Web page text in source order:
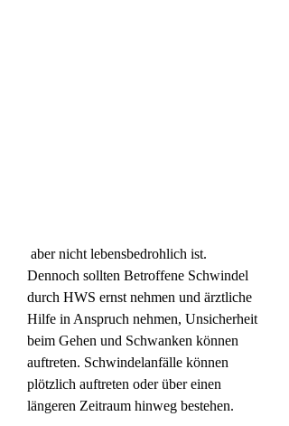
Dennoch sollten Betroffene Schwindel
durch HWS ernst nehmen und ärztliche
Hilfe in Anspruch nehmen, Unsicherheit
beim Gehen und Schwanken können
auftreten. Schwindelanfälle können
plötzlich auftreten oder über einen
längeren Zeitraum hinweg bestehen.